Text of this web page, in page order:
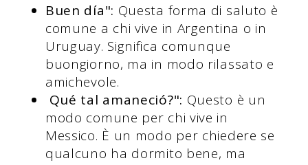
Buen día": Questa forma di saluto è
comune a chi vive in Argentina o in
Uruguay. Significa comunque
buongiorno, ma in modo rilassato e
amichevole.
Qué tal amaneció?": Questo è un
modo comune per chi vive in
Messico. È un modo per chiedere se
qualcuno ha dormito bene, ma